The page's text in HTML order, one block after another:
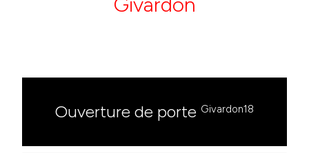
Ouverture de porte Givardon18